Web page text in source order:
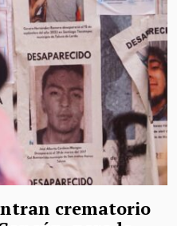
crematorio